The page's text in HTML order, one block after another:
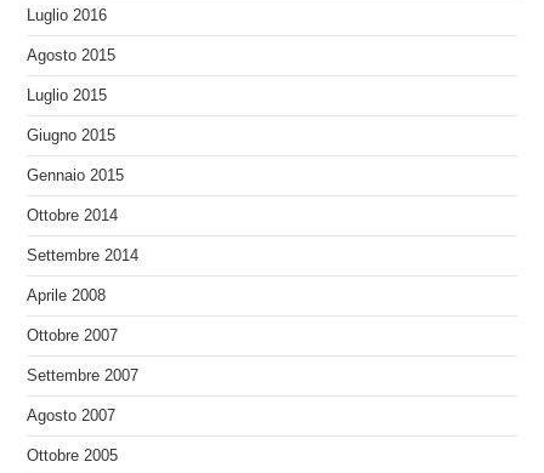
Luglio 2016
Agosto 2015
Luglio 2015
Giugno 2015
Gennaio 2015
Ottobre 2014
Settembre 2014
Aprile 2008
Ottobre 2007
Settembre 2007
Agosto 2007
Ottobre 2005